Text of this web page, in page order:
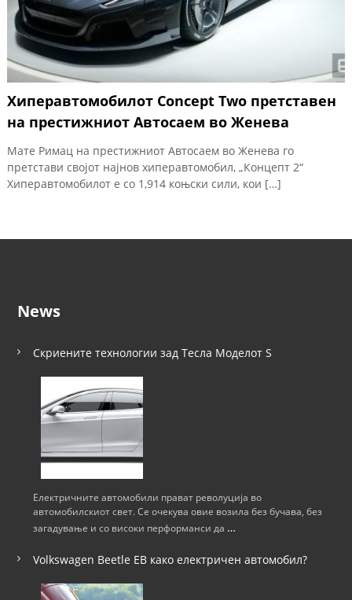
Хиперавтомобилот Concept Two претставен
на престижниот Автосаем во Женева
Мате Римац на престижниот Автосаем во Женева го
претстави својот најнов хиперавтомобил, „Концепт 2“
Хиперавтомобилот е со 1,914 коњски сили, кои […]
News
Скриените технологии зад Тесла Моделот S
Електричните автомобили прават револуција во
автомобилскиот свет. Се очекува овие возила без бучава, без
загадување и со високи перформанси да …
Volkswagen Beetle ЕВ како електричен автомобил?